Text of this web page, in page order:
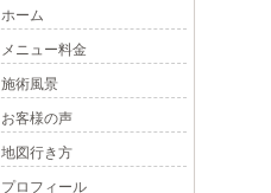
ホーム
メニュー料金
施術風景
お客様の声
地図行き方
プロフィール